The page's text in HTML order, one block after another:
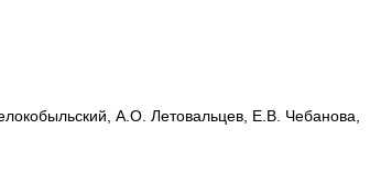
А.О. Летовальцев, Е.В. Чебанова,